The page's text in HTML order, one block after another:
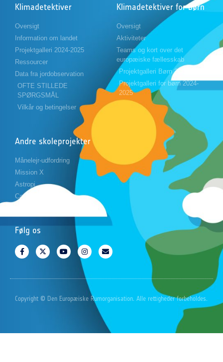
Klimadetektiver
Oversigt
Information om landet
Projektgalleri 2024-2025
Ressourcer
Data fra jordobservation
OFTE STILLEDE
SPØRGSMÅL
Vilkår og betingelser
Klimadetektiver for børn
Oversigt
Aktiviteter
Teams og kort over det
europæiske fællesskab
Projektgalleri Børn 2023-2024
Projektgalleri for børn 2024-
2025
Andre skoleprojekter
Månelejr-udfordring
Mission X
Astropi
Cansat
Følg os
Copyright © Den Europæiske Rumorganisation. Alle rettigheder forbeholdes.